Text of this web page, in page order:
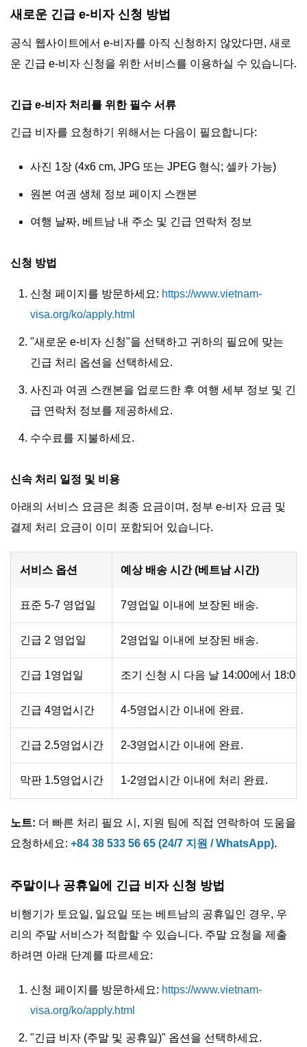
새로운 긴급 e-비자 신청 방법
공식 웹사이트에서 e-비자를 아직 신청하지 않았다면, 새로
운 긴급 e-비자 신청을 위한 서비스를 이용하실 수 있습니다.
긴급 e-비자 처리를 위한 필수 서류
긴급 비자를 요청하기 위해서는 다음이 필요합니다:
사진 1장 (4x6 cm, JPG 또는 JPEG 형식; 셀카 가능)
원본 여권 생체 정보 페이지 스캔본
여행 날짜, 베트남 내 주소 및 긴급 연락처 정보
신청 방법
신청 페이지를 방문하세요: https://www.vietnam-
visa.org/ko/apply.html
"새로운 e-비자 신청"을 선택하고 귀하의 필요에 맞는
긴급 처리 옵션을 선택하세요.
사진과 여권 스캔본을 업로드한 후 여행 세부 정보 및 긴
급 연락처 정보를 제공하세요.
수수료를 지불하세요.
신속 처리 일정 및 비용
아래의 서비스 요금은 최종 요금이며, 정부 e-비자 요금 및
결제 처리 요금이 이미 포함되어 있습니다.
서비스 옵션 예상 배송 시간 (베트남 시간)
표준 5-7 영업일 7영업일 이내에 보장된 배송.
긴급 2 영업일 2영업일 이내에 보장된 배송.
긴급 1영업일 조기 신청 시 다음 날 14:00에서 18:00
긴급 4영업시간 4-5영업시간 이내에 완료.
긴급 2.5영업시간 2-3영업시간 이내에 완료.
막판 1.5영업시간 1-2영업시간 이내에 처리 완료.
노트: 더 빠른 처리 필요 시, 지원 팀에 직접 연락하여 도움을
요청하세요: +84 38 533 56 65 (24/7 지원 / WhatsApp).
주말이나 공휴일에 긴급 비자 신청 방법
비행기가 토요일, 일요일 또는 베트남의 공휴일인 경우, 우
리의 주말 서비스가 적합할 수 있습니다. 주말 요청을 제출
하려면 아래 단계를 따르세요:
신청 페이지를 방문하세요: https://www.vietnam-
visa.org/ko/apply.html
"긴급 비자 (주말 및 공휴일)" 옵션을 선택하세요.